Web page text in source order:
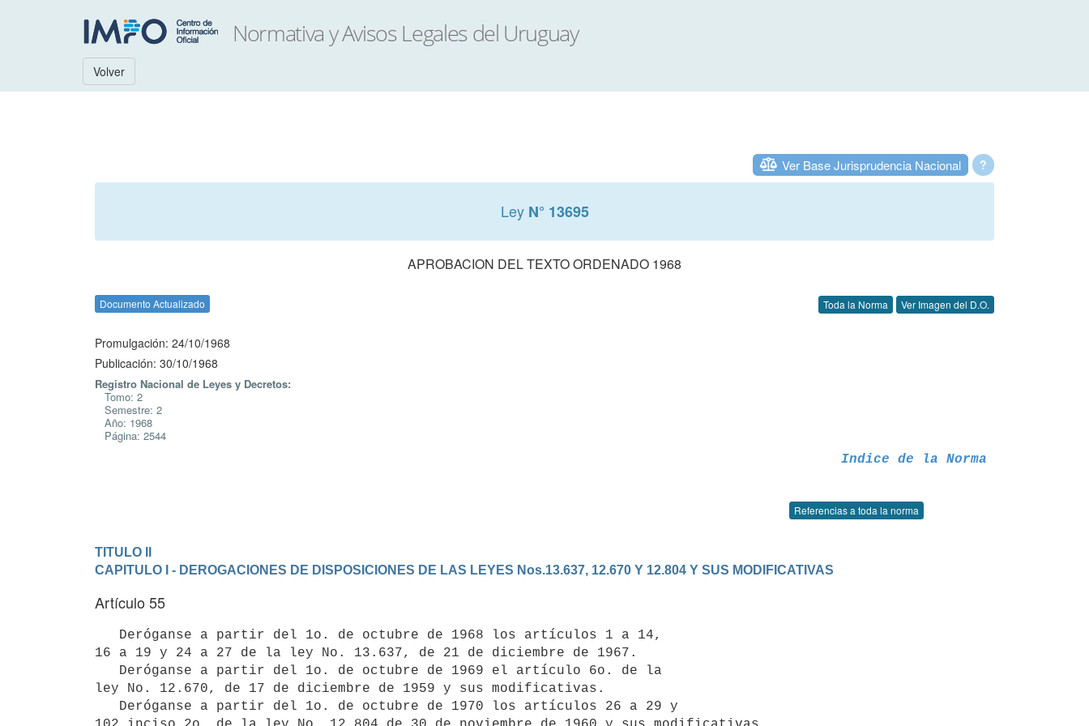
Volver
?
Ver Base Jurisprudencia Nacional
Ley N° 13695
APROBACION DEL TEXTO ORDENADO 1968
Documento Actualizado Toda la Norma Ver Imagen del D.O.
Promulgación: 24/10/1968
Publicación: 30/10/1968
Registro Nacional de Leyes y Decretos:
Tomo: 2
Semestre: 2
Año: 1968
Página: 2544
Indice de la Norma
Referencias a toda la norma
TITULO II
CAPITULO I - DEROGACIONES DE DISPOSICIONES DE LAS LEYES Nos.13.637, 12.670 Y 12.804 Y SUS MODIFICATIVAS
Artículo 55
16 a 19 y 24 a 27 de la ley No. 13.637, de 21 de diciembre de 1967.
ley No. 12.670, de 17 de diciembre de 1959 y sus modificativas.